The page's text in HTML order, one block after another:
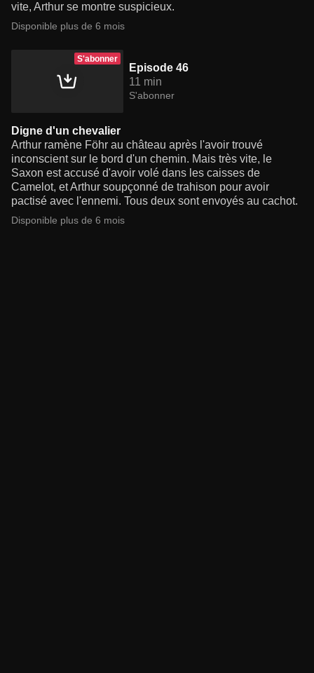
vite, Arthur se montre suspicieux.
Disponible plus de 6 mois
S'abonner
Episode 46
11 min
S'abonner
Digne d'un chevalier
Arthur ramène Föhr au château après l'avoir trouvé
inconscient sur le bord d'un chemin. Mais très vite, le
Saxon est accusé d'avoir volé dans les caisses de
Camelot, et Arthur soupçonné de trahison pour avoir
pactisé avec l'ennemi. Tous deux sont envoyés au cachot.
Disponible plus de 6 mois